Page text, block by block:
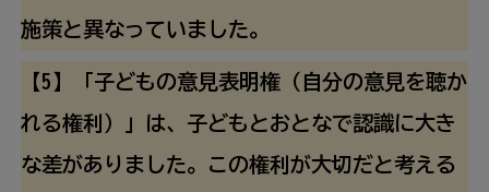
施策と異なっていました。
【5】「子どもの意見表明権 （ 自分の意見 を聴か
れる権利 ）」は、 子どもとおとなで認識に大き
な差がありました。この権利が大切だと考える